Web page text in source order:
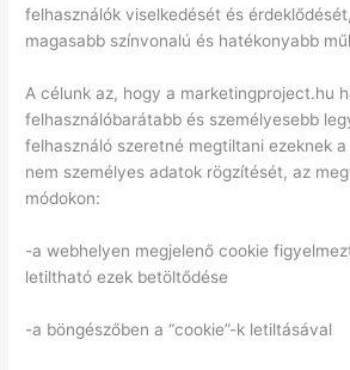
felhasználók viselkedését és
magasabb színvonalú és hatékonyabb
A célunk az, hogy a marketingproject.hu
felhasználóbarátabb és személyesebb
felhasználó szeretné megtiltani ezeknek
nem személyes adatok rögzítését, az
módokon:
-a webhelyen megjelenő cookie
letiltható ezek betöltődése
-a böngészőben a “cookie”-k letiltásával